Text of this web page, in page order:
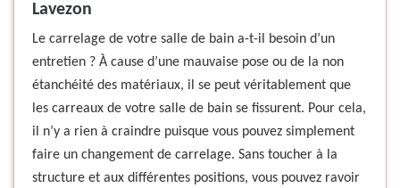
Lavezon
Le carrelage de votre salle de bain a-t-il besoin d’un
entretien ? À cause d’une mauvaise pose ou de la non
étanchéité des matériaux, il se peut véritablement que
les carreaux de votre salle de bain se fissurent. Pour cela,
il n’y a rien à craindre puisque vous pouvez simplement
faire un changement de carrelage. Sans toucher à la
structure et aux différentes positions, vous pouvez ravoir